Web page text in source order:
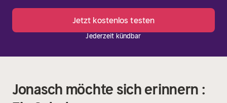
Jetzt kostenlos testen
Jederzeit kündbar
Jonasch möchte sich erinnern :